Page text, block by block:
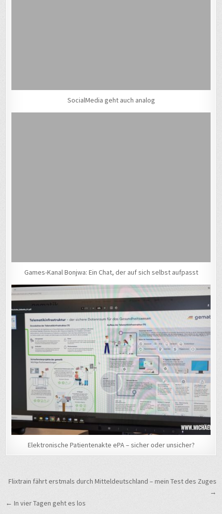
SocialMedia geht auch analog
Games-Kanal Bonjwa: Ein Chat, der auf sich selbst aufpasst
Elektronische Patientenakte ePA – sicher oder unsicher?
Beitragsnavigation
Flixtrain fährt erstmals durch Mitteldeutschland – mein Test des Zuges
→
← In vier Tagen geht es los